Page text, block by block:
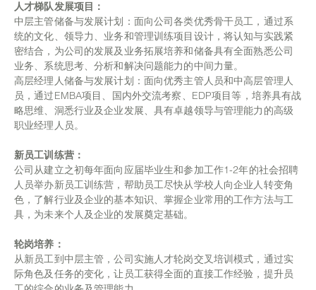
肉牛养殖“料水分饲”
泌乳助力宝
ENGLISH
联系我们
人才梯队发展项目：
中层主管储备与发展计划：面向公司各类优秀骨干员工，通过系
统的文化、领导力、业务和管理训练项目设计，将认知与实践紧
密结合，为公司的发展及业务拓展培养和储备具有全面熟悉公司
业务、系统思考、分析和解决问题能力的中间力量。
高层经理人储备与发展计划：面向优秀主管人员和中高层管理人
员，通过EMBA项目、国内外交流考察、EDP项目等，培养具有战
略思维、洞悉行业及企业发展、具有卓越领导与管理能力的高级
职业经理人员。
新员工训练营：
公司从建立之初每年面向应届毕业生和参加工作1-2年的社会招聘
人员举办新员工训练营，帮助员工尽快从学校人向企业人转变角
色，了解行业及企业的基本知识、掌握企业常用的工作方法与工
具，为未来个人及企业的发展奠定基础。
轮岗培养：
从新员工到中层主管，公司实施人才轮岗交叉培训模式，通过实
际角色及任务的变化，让员工获得全面的直接工作经验，提升员